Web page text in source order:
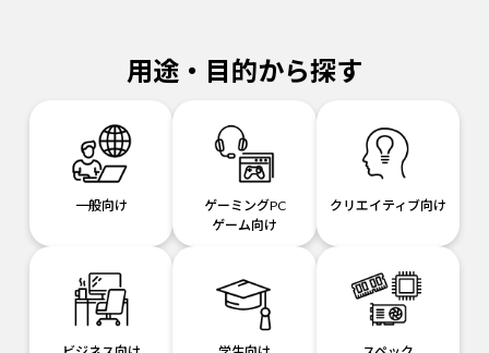
用途・目的から探す
一般向け
ゲーミングPC
ゲーム向け
クリエイティブ向け